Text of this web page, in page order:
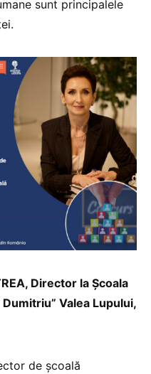
sunt principalele
Director la Școala
Valea Lupului,
de școală